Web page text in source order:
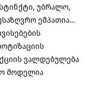
უბრალო,
ემპათია…
ვალდებულება
მოდელია